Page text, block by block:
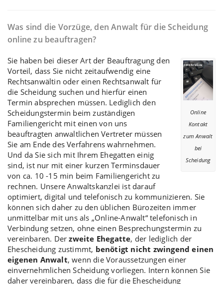
Was sind die Vorzüge, den Anwalt für die Scheidung
online zu beauftragen?
Online
Kontakt
zum Anwalt
bei
Scheidung
Sie haben bei dieser Art der Beauftragung den
Vorteil, dass Sie nicht zeitaufwendig eine
Rechtsanwältin oder einen Rechtsanwalt für
die Scheidung suchen und hierfür einen
Termin absprechen müssen. Lediglich den
Scheidungstermin beim zuständigen
Familiengericht mit einen von uns
beauftragten anwaltlichen Vertreter müssen
Sie am Ende des Verfahrens wahrnehmen.
Und da Sie sich mit Ihrem Ehegatten einig
sind, ist nur mit einer kurzen Terminsdauer
von ca. 10 -15 min beim Familiengericht zu
rechnen. Unsere Anwaltskanzlei ist darauf
optimiert, digital und telefonisch zu kommunizieren. Sie
können sich daher zu den üblichen Bürozeiten immer
unmittelbar mit uns als „Online-Anwalt“ telefonisch in
Verbindung setzen, ohne einen Besprechungstermin zu
vereinbaren. Derzweite Ehegatte, der lediglich der
Ehescheidung zustimmt, benötigt nicht zwingend einen
eigenen Anwalt, wenn die Voraussetzungen einer
einvernehmlichen Scheidung vorliegen. Intern können Sie
daher vereinbaren, dass die für die Ehescheidung